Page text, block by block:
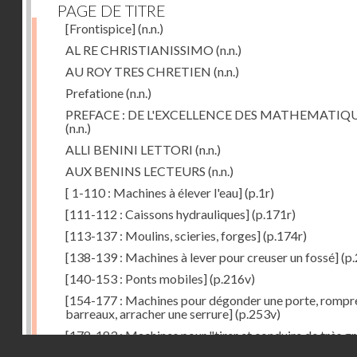
PAGE DE TITRE
[Frontispice](n.n.)
AL RE CHRISTIANISSIMO (n.n.)
AU ROY TRES CHRETIEN (n.n.)
Prefatione(n.n.)
PREFACE : DE L'EXCELLENCE DES
(n.n.)
ALLI BENINI LETTORI (n.n.)
AUX BENINS LECTEURS (n.n.)
[ 1-110 : Machines à élever l'eau](p.1r)
[111-112 : Caissons hydrauliques](p.171r)
[113-137 : Moulins, scieries, forges](p.174r)
[138-139 : Machines à lever pour creuser un fossé]
[140-153 : Ponts mobiles](p.216v)
[154-177 : Machines pour dégonder une porte,
barreaux, arracher une serrure](p.253v)
[178-183 : Machines pour "tirer et conduire de très